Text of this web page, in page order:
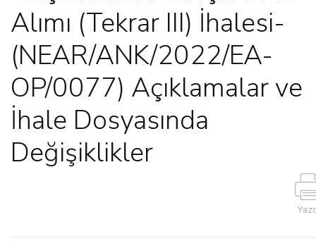
Alımı (Tekrar III) İhalesi-
(NEAR/ANK/2022/EA-
OP/0077) Açıklamalar ve
İhale Dosyasında
Değişiklikler